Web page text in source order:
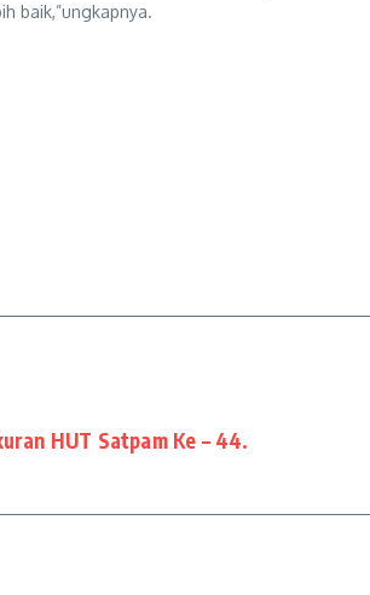
baik,”ungkapnya.
HUT Satpam Ke – 44.